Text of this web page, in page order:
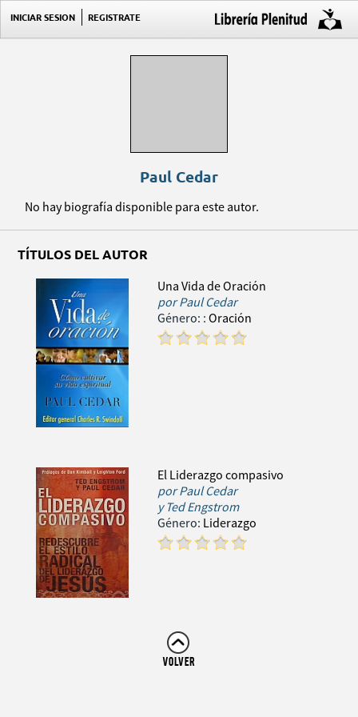
INICIAR SESION REGISTRATE
Paul Cedar
No hay biografía disponible para este autor.
TÍTULOS DEL AUTOR
Una Vida de Oración
porPaul Cedar
Género: :Oración
El Liderazgo compasivo
porPaul Cedar
y Ted Engstrom
Género: Liderazgo